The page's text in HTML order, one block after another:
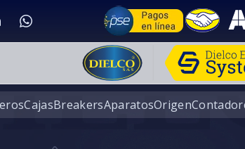
CajasBreakersAparatosOrigen